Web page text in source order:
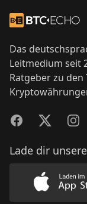
Zur Startseite
Das
Leitmedium seit
Ratgeber zu
FacebookTwitter
Lade dir